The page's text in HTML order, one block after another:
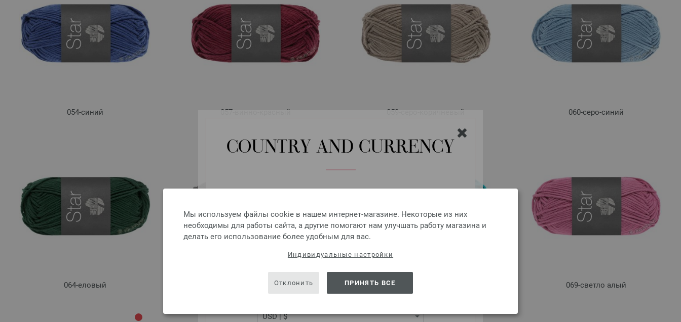
COUNTRY AND CURRENCY
LANGUAGE
SHIPPING TO
USA - The United States of America
Мы используем файлы cookie в нашем интернет-магазине. Некоторые из них
необходимы для работы сайта, а другие помогают нам улучшать работу магазина и
делать его использование более удобным для вас.
Индивидуальные настройки
Отклонить ПРИНЯТЬ ВСЕ
054-синий 057-винно-красный 059-серо-коричневый 060-серо-синий
064-еловый 066-графит 069-светло алый